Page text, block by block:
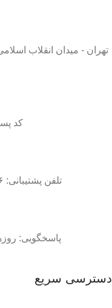
تهران - میدان انقلاب
کد پستی:
تلفن پشتیبانی: ۶۵۰۲۱۵۰۶ - ۰۲۱ داخلی ۱۲۰
پاسخگویی:
دسترسی سریع